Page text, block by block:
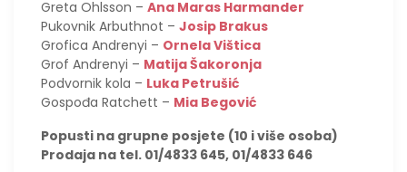
Greta Ohlsson – Ana Maras Harmander
Pukovnik Arbuthnot – Josip Brakus
Grofica Andrenyi – Ornela Vištica
Grof Andrenyi – Matija Šakoronja
Podvornik kola – Luka Petrušić
Gospođa Ratchett – Mia Begović
Popusti na grupne posjete (10 i više osoba)
Prodaja na tel. 01/4833 645, 01/4833 646